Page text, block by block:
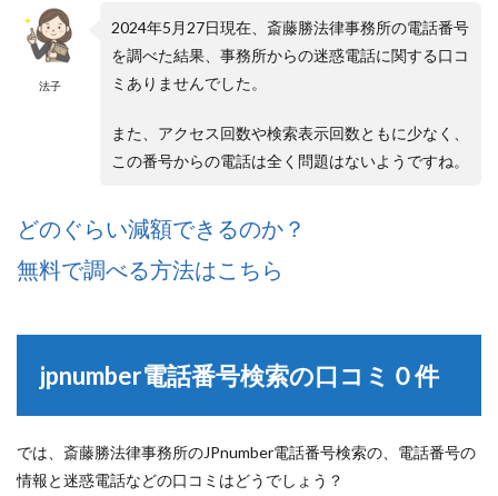
法子
2024年5月27日現在、斎藤勝法律事務所の電話番号
を調べた結果、事務所からの迷惑電話に関する口コ
ミありませんでした。
また、アクセス回数や検索表示回数ともに少なく、
この番号からの電話は全く問題はないようですね。
どのぐらい減額できるのか？
無料で調べる方法はこちら
jpnumber電話番号検索の口コミ０件
では、斎藤勝法律事務所のJPnumber電話番号検索の、電話番号の
情報と迷惑電話などの口コミはどうでしょう？